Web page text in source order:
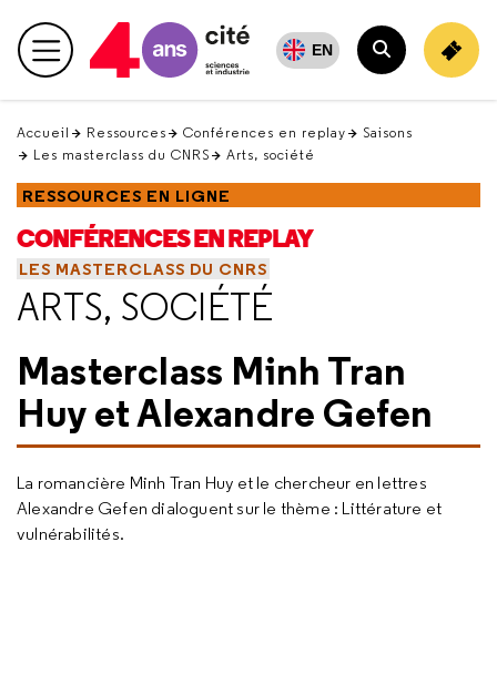
en
haut Menu principal EN
Rechercher
Accueil Ressources Conférences en replay
Saisons
Les masterclass du CNRS
Arts, société
RESSOURCES EN LIGNE
CONFÉRENCES EN REPLAY
LES MASTERCLASS DU CNRS
ARTS, SOCIÉTÉ
Masterclass Minh Tran
Huy et Alexandre Gefen
La romancière Minh Tran Huy et le chercheur en lettres
Alexandre Gefen dialoguent sur le thème : Littérature et
vulnérabilités.